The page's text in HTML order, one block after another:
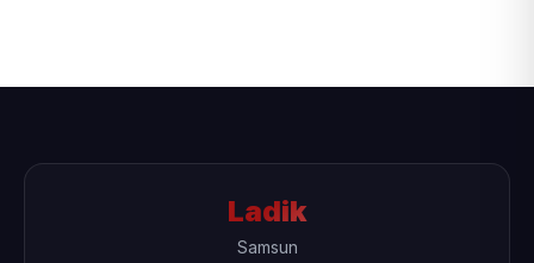
Ladik
Samsun